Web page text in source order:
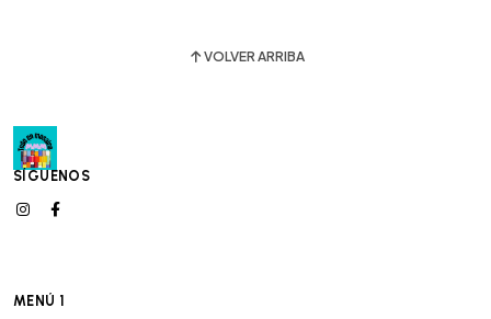
VOLVER ARRIBA
SÍGUENOS
MENÚ 1